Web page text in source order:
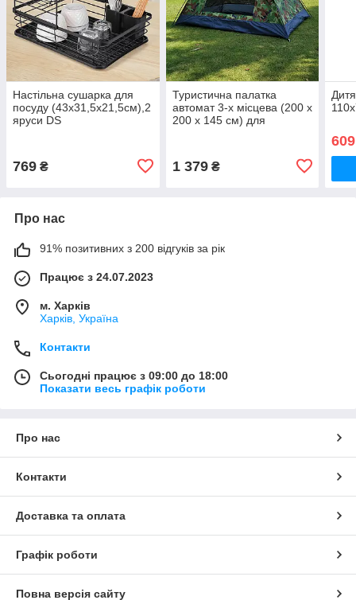
Настільна сушарка для
посуду (43х31,5х21,5см),2
яруси DS
769 ₴
Туристична палатка
автомат 3-х місцева (200 х
200 х 145 см) для
1 379₴
609
Про нас
91% позитивних з 200 відгуків за рік
Працює з 24.07.2023
м. Харків
Харків, Україна
Контакти
Сьогодні працює з 09:00 до 18:00
Показати весь графік роботи
Про нас
Контакти
Доставка та оплата
Графік роботи
Повна версія сайту